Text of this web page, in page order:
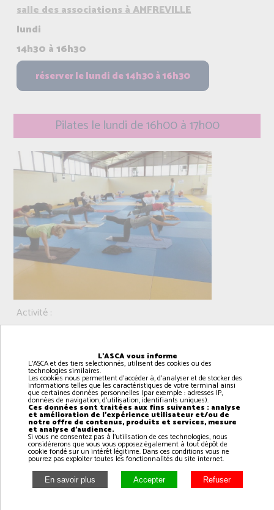
salle des associations à AMFREVILLE
lundi
14h30 à 16h30
Pilates le lundi de 16h00 à 17h00
Activité :
Jour :
Horaire :
Pilates
Adultes
dojo à RANVILLE
lundi
16h00 à 17h00
L'ASCA vous informe
L'ASCA et des tiers selectionnés, utilisent des cookies ou des
technologies similaires.
Les cookies nous permettent d'accéder à, d'analyser et de stocker des
informations telles que les caractéristiques de votre terminal ainsi
que certaines données personnelles (par exemple : adresses IP,
données de navigation, d'utilisation, identifiants uniques).
Ces données sont traitées aux fins suivantes : analyse
et amélioration de l'expérience utilisateur et/ou de
notre offre de contenus, produits et services, mesure
et analyse d'audience.
Si vous ne consentez pas à l'utilisation de ces technologies, nous
considérerons que vous vous opposez également à tout dépôt de
cookie fondé sur un intérêt légitime. Dans ces conditions vous ne
pourrez pas exploiter toutes les fonctionnalités du site internet.